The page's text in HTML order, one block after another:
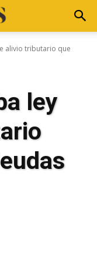
alivio tributario que
ley